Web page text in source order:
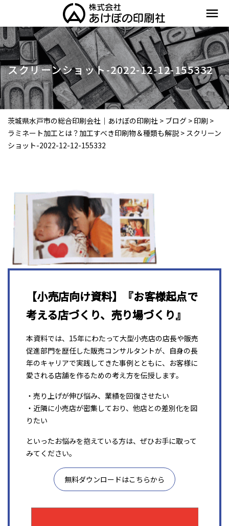
menu
スクリーンショット-2022-12-12-155332
茨城県水戸市の総合印刷会社｜あけぼの印刷社 > ブログ > 印刷 >
ラミネート加工とは？加工すべき印刷物＆種類も解説 > スクリーン
ショット-2022-12-12-155332
【小売店向け資料】『お客様起点で
考える店づくり、売り場づくり』
本資料では、15年にわたって大型小売店の店長や販売
促進部門を歴任した販売コンサルタントが、自身の長
年のキャリアで実践してきた事例とともに、お客様に
愛される店舗を作るための考え方を伝授します。
・売り上げが伸び悩み、業績を回復させたい
・近隣に小売店が密集しており、他店との差別化を図
りたい
といったお悩みを抱えている方は、ぜひお手に取って
みてください。
無料ダウンロードはこちらから